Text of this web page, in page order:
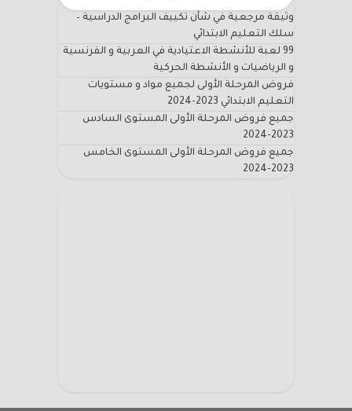
وثيقة مرجعية في شأن تكييف البرامج الدراسية –
سلك التعليم الابتدائي
99 لعبة للأنشطة الاعتيادية في العربية و الفرنسية
و الرياضيات و الأنشطة الحركية
فروض المرحلة الأولى لجميع مواد و مستويات
التعليم الابتدائي 2023-2024
جميع فروض المرحلة الأولى المستوى السادس
2023-2024
جميع فروض المرحلة الأولى المستوى الخامس
2023-2024